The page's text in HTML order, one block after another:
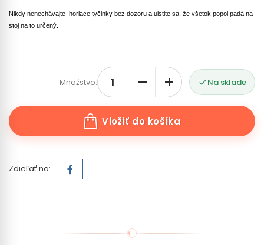
Nikdy nenechávajte horiace tyčinky bez dozoru a uistite sa, že všetok popol padá na
stoj na to určený.
Množstvo: Na sklade
Vložiť do košíka
Zdieľať na: